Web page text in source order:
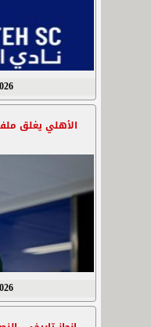
06/
الأهلي يغلق
06/